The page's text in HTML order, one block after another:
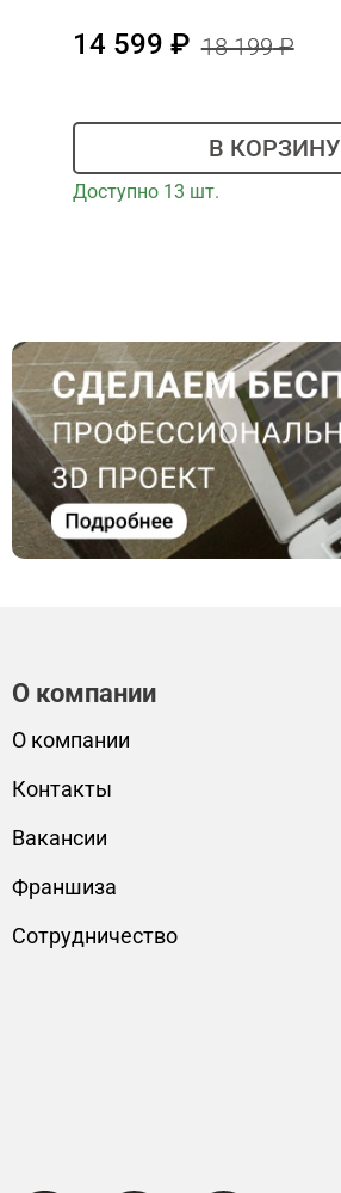
14 599 18 199
В КОРЗИНУ
Доступно 13 шт.
О компании
О компании
Контакты
Вакансии
Франшиза
Сотрудничество